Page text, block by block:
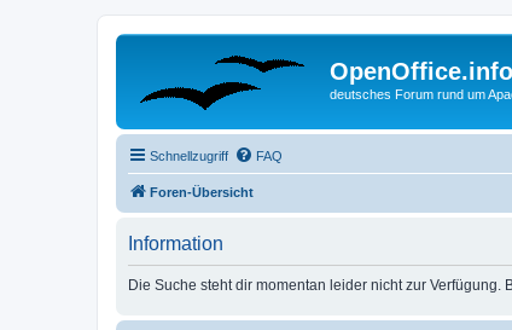
OpenOffice.info
deutsches Forum rund um
Schnellzugriff FAQ
Foren-Übersicht
Information
Die Suche steht dir momentan leider nicht zur Verfügung.